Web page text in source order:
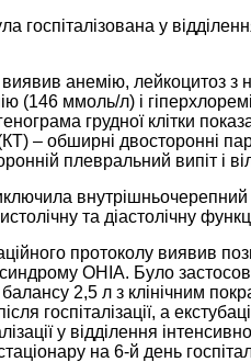
госпіталізована у
виявив анемію, лейкоцитоз з
(146 ммоль/л) і
грудної клітки
– обширні двосторонні
плевральний випіт і
та діастолічну
протоколу виявив
OHIA. Було
балансу 2,5 л з клінічним
госпіталізації, а
у відділення
на 6-й день